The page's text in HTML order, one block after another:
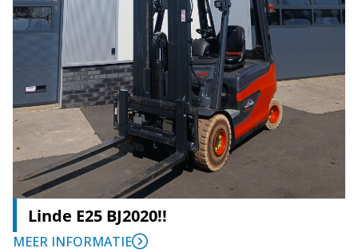
Linde E25 BJ2020!!
MEER INFORMATIE